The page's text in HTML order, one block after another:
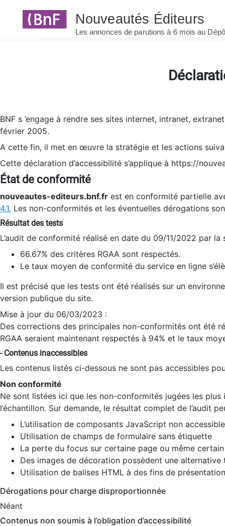
BNF s ’engage à rendre ses sites internet, intranet,
février 2005.
A cette fin, il met en œuvre la stratégie et les actions
Cette déclaration d’accessibilité s’applique à https://
État de conformité
nouveautes-editeurs.bnf.fr est en conformité partielle
4.1. Les non-conformités et les éventuelles dérogations
Résultat des tests
L’audit de conformité réalisé en date du 09/11/2022 par
66.67% des critères RGAA sont respectés.
Le taux moyen de conformité du service en ligne
Il est précisé que les tests ont été réalisés sur un
version publique du site.
Mise à jour du 06/03/2023 :
Des corrections des principales non-conformités ont été
RGAA seraient maintenant respectés à 94% et le taux
- Contenus inaccessibles
Les contenus listés ci-dessous ne sont pas accessibles
Non conformité
Ne sont listées ici que les non-conformités jugées les
l’échantillon. Sur demande, le résultat complet de l’audit
L’utilisation de composants JavaScript non
Utilisation de champs de formulaire sans étiquette
La perte du focus sur certaine page ou même
Des images de décoration possèdent une alternative
Utilisation de balises HTML à des fins de
Dérogations pour charge disproportionnée
Néant
Contenus non soumis à l’obligation d’accessibilité